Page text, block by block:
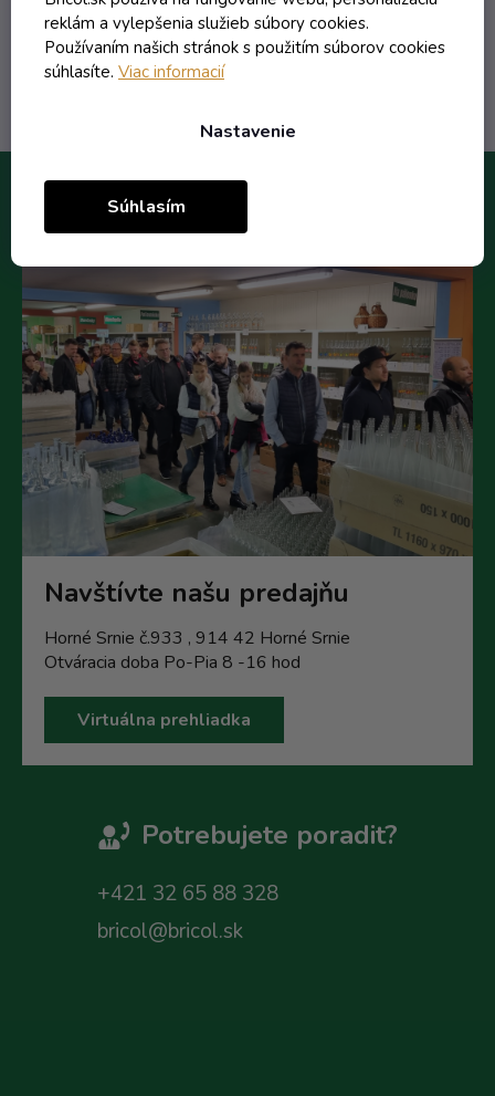
reklám a vylepšenia služieb súbory cookies.
Používaním našich stránok s použitím súborov cookies
súhlasíte. Viac informacií
Nastavenie
Súhlasím
Do košíka
Navštívte našu predajňu
Horné Srnie č.933 , 914 42 Horné Srnie
Otváracia doba Po-Pia 8 -16 hod
Virtuálna prehliadka
Potrebujete poradit?
+421 32 65 88 328
bricol@bricol.sk